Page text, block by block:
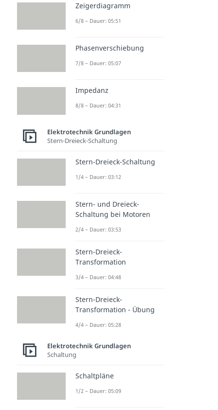
Zeigerdiagramm
6/8 – Dauer: 05:51
Phasenverschiebung
7/8 – Dauer: 05:07
Impedanz
8/8 – Dauer: 04:31
Elektrotechnik Grundlagen
Stern-Dreieck-Schaltung
Stern-Dreieck-Schaltung
1/4 – Dauer: 03:12
Stern- und Dreieck-
Schaltung bei Motoren
2/4 – Dauer: 03:53
Stern-Dreieck-
Transformation
3/4 – Dauer: 04:48
Stern-Dreieck-
Transformation - Übung
4/4 – Dauer: 05:28
Elektrotechnik Grundlagen
Schaltung
Schaltpläne
1/2 – Dauer: 05:09